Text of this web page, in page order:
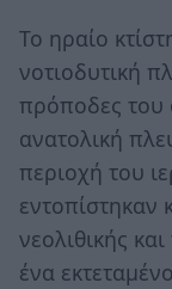
Το ηραίο
νοτιοδυτική
πρόποδες του
ανατολική
περιοχή του
εντοπίστηκαν
νεολιθικής
ένα